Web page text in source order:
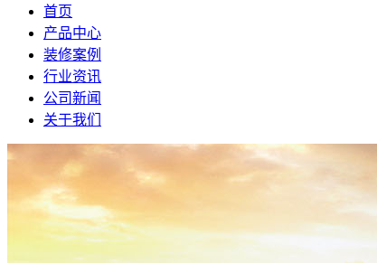
首页
产品中心
装修案例
行业资讯
公司新闻
关于我们